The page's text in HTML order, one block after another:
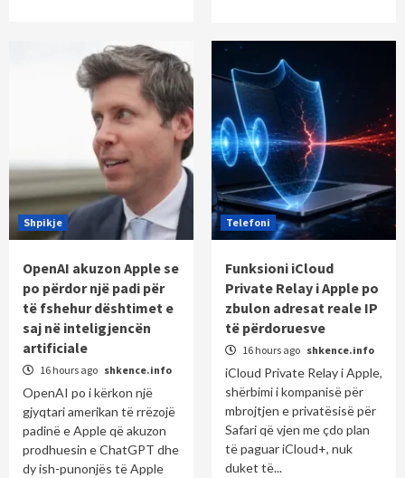
Shpikje
OpenAI akuzon Apple se
po përdor një padi për
të fshehur dështimet e
saj në inteligjencën
artificiale
16 hours ago shkence.info
OpenAI po i kërkon një
gjyqtari amerikan të rrëzojë
padinë e Apple që akuzon
prodhuesin e ChatGPT dhe
dy ish-punonjës të Apple
Telefoni
Funksioni iCloud
Private Relay i Apple po
zbulon adresat reale IP
të përdoruesve
16 hours ago shkence.info
iCloud Private Relay i Apple,
shërbimi i kompanisë për
mbrojtjen e privatësisë për
Safari që vjen me çdo plan
të paguar iCloud+, nuk
duket të...